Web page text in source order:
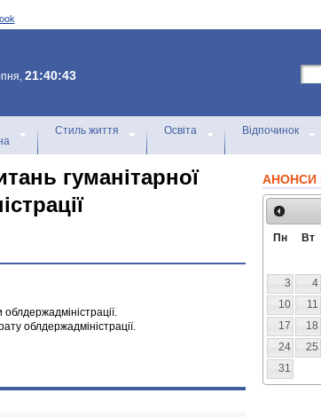
21:40:43
Стиль життя Освіта Відпочинок
гуманітарної
облдержадміністрації.
АНОНСИ
Пн Вт
3
4
10
11
17
18
24
25
31